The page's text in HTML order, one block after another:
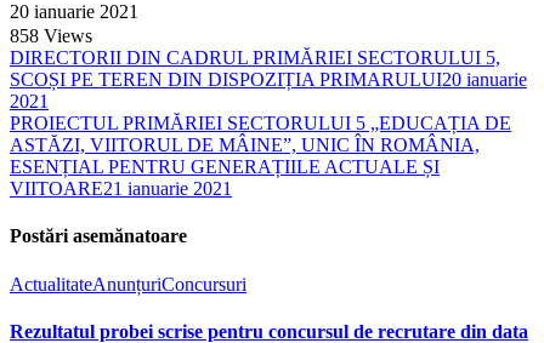
20 ianuarie 2021
858 Views
DIRECTORII DIN CADRUL PRIMĂRIEI SECTORULUI 5,
SCOȘI PE TEREN DIN DISPOZIȚIA PRIMARULUI20 ianuarie
2021
PROIECTUL PRIMĂRIEI SECTORULUI 5 „EDUCAȚIA DE
ASTĂZI, VIITORUL DE MÂINE”, UNIC ÎN ROMÂNIA,
ESENȚIAL PENTRU GENERAȚIILE ACTUALE ȘI
VIITOARE21 ianuarie 2021
Postări asemănatoare
ActualitateAnunțuriConcursuri
Rezultatul probei scrise pentru concursul de recrutare din data